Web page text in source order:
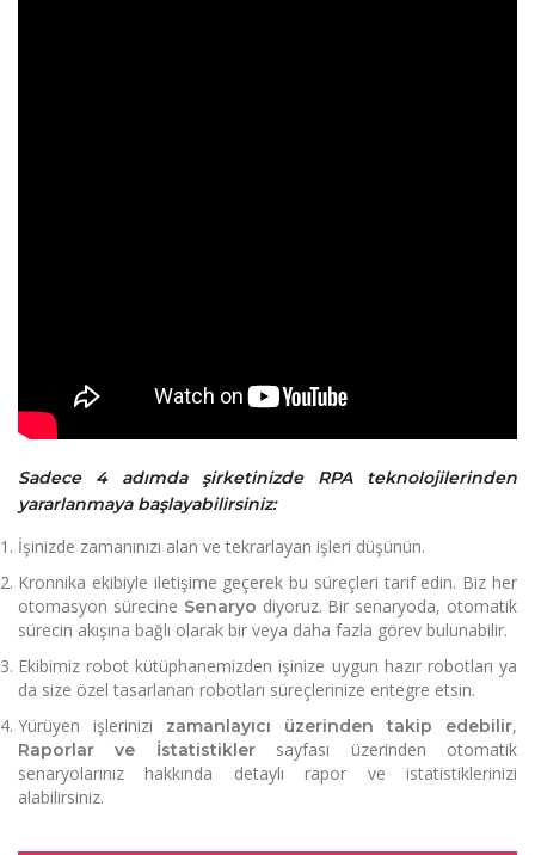
Sadece 4 adımda şirketinizde RPA teknolojilerinden
yararlanmaya başlayabilirsiniz:
İşinizde zamanınızı alan ve tekrarlayan işleri düşünün.
Kronnika ekibiyle iletişime geçerek bu süreçleri tarif edin. Biz her
otomasyon sürecine Senaryo diyoruz. Bir senaryoda, otomatik
sürecin akışına bağlı olarak bir veya daha fazla görev bulunabilir.
Ekibimizrobot kütüphanemizden işinize uygun hazır robotları ya
da size özel tasarlanan robotları süreçlerinize entegre etsin.
Yürüyen işlerinizi zamanlayıcı üzerinden takip edebilir,
Raporlar ve İstatistiklersayfası üzerinden otomatik
senaryolarınız hakkında detaylı rapor ve istatistiklerinizi
alabilirsiniz.